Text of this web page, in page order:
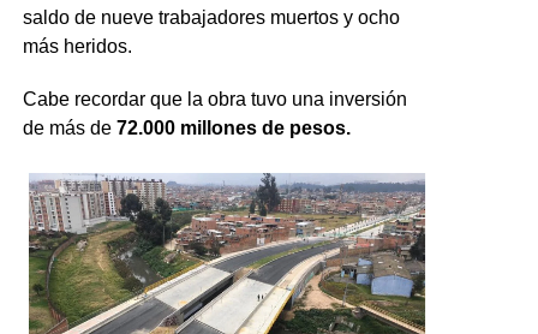
saldo de nueve trabajadores muertos y ocho
más heridos.
Cabe recordar que la obra tuvo una inversión
de más de72.000 millones de pesos.